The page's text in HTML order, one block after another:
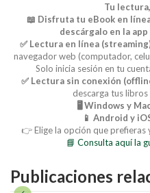
Tu
📖 Disfruta tu eBook en
descárgalo en la
✅ Lectura en línea
navegador web (computador,
Solo inicia sesión en tu
✅ Lectura sin conexión
descarga tus
🖥️ Windows y
📱 Android y
👉 Elige la opción que
📘 Consulta aquí la
Publicaciones